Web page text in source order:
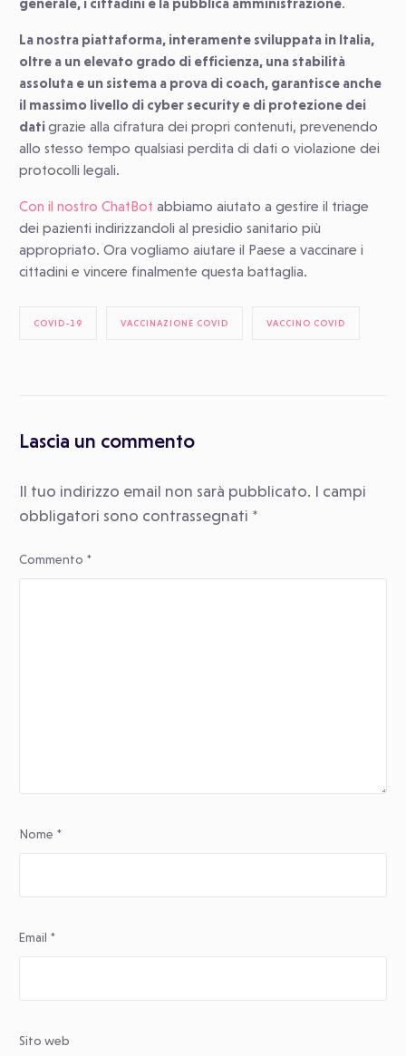
La nostra piattaforma, interamente sviluppata in Italia,
oltre a un elevato grado di efficienza, una stabilità
assoluta e un sistema a prova di coach, garantisce anche
il massimo livello di cyber security e di protezione dei
datigrazie alla cifratura dei propri contenuti, prevenendo
allo stesso tempo qualsiasi perdita di dati o violazione dei
protocolli legali.
Con il nostro ChatBot abbiamo aiutato a gestire il triage
dei pazienti indirizzandoli al presidio sanitario più
appropriato. Ora vogliamo aiutare il Paese a vaccinare i
cittadini e vincere finalmente questa battaglia.
COVID-19 VACCINAZIONE COVID VACCINO COVID
Lascia un commento
Il tuo indirizzo email non sarà pubblicato. I campi
obbligatori sono contrassegnati *
Commento *
Nome *
Email *
Sito web